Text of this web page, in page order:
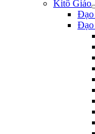
Kitô Giáo
Đạo
Đạo